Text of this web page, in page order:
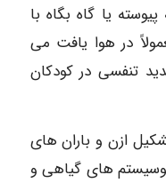
یا گاه بگاه با
در هوا یافت می
تنفسی در کودکان
ازن و باران های
های گیاهی و